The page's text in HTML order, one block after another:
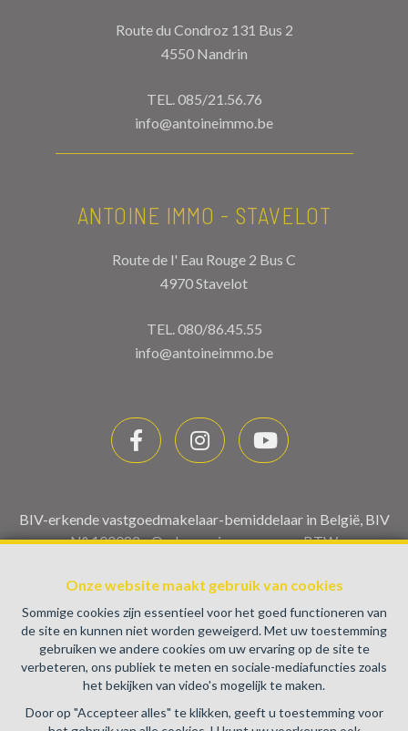
Onze website maakt gebruik van cookies
Sommige cookies zijn essentieel voor het goed functioneren van
de site en kunnen niet worden geweigerd. Met uw toestemming
gebruiken we andere cookies om uw ervaring op de site te
verbeteren, ons publiek te meten en sociale-mediafuncties zoals
het bekijken van video's mogelijk te maken.
Door op "Accepteer alles" te klikken, geeft u toestemming voor
Route du Condroz 131 Bus 2
4550 Nandrin
TEL.085/21.56.76
info@antoineimmo.be
ANTOINE IMMO - STAVELOT
Route de l' Eau Rouge 2 Bus C
4970 Stavelot
TEL.080/86.45.55
info@antoineimmo.be
BIV-erkende vastgoedmakelaar-bemiddelaar in België, BIV
N° 100082 - Ondernemingsnummer : BTW
Beroepinstituut van Vastgoedmakelaars Luxemburgstraat,
16B - 1000 Brussel (+32 2 505 38 50 - info@biv.be) -
www.biv.be-Deontologische code
BA en borgstelling via NV AXA Belgium, Troonplein 1, 1000
Brussel (polisnr. 730.390.160) Dekking geldt voor
activiteiten die in België worden uitgevoerd
Algemene gebruiksvoorwaarden van de website